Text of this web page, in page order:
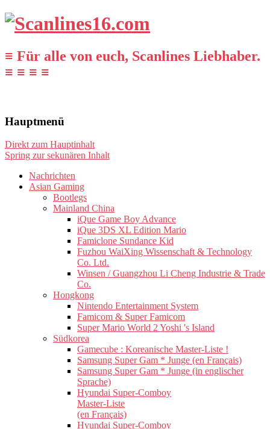
≡ Für alle von euch, Scanlines Liebhaber.
≡ ≡ ≡ ≡
Hauptmenü
Direkt zum Hauptinhalt
Spring zur sekunären Inhalt
Nachrichten
Asian Gaming
Bootlegs
Mainland China
iQue Game Boy Advance
iQue 3DS XL Edition Mario
Famiclone Sundance Kid
Fuzhou WaiXing Wissenschaft & Technology
Co. Ltd.
Winsen / Guangzhou Li Cheng Industrie & Trade
Co.
Hongkong
Nintendo Entertainment System
Famicom & Super Famicom
Super Mario World 2 Yoshi 's Island
Südkorea
Gamecube : Koreanische Master-Liste !
Samsung Super Gam * Junge (en Français)
Samsung Super Gam * Junge (in englischer
Sprache)
Hyundai Super-Comboy
Master-Liste
(en Français)
Hyundai Super-Comboy